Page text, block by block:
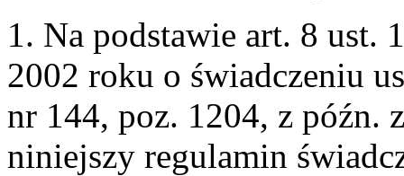
1. Na podstawie art. 8 ust.
2002 roku o świadczeniu
nr 144, poz. 1204, z późn.
niniejszy regulamin